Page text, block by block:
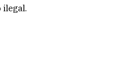
ilegal.